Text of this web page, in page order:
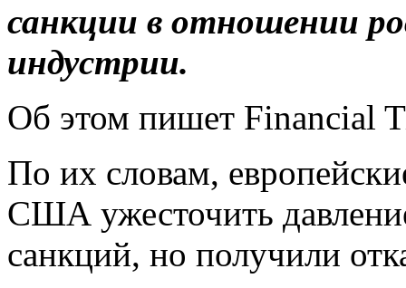
санкции в отношении
индустрии.
Об этом пишет Financial
По их словам,
США ужесточить
санкций, но получили